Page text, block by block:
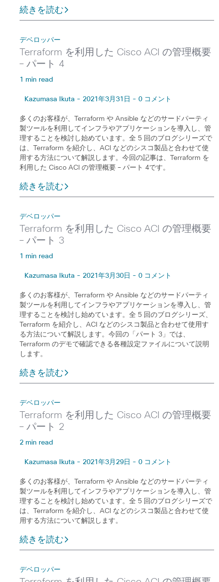
続きを読む
デベロッパー
Terraform を利用した Cisco ACI の管理概要
– パート 4
1 min read
Kazumasa Ikuta - 2021年3月31日 - 0 コメント
多くのお客様が、Terraform や Ansible などのサードパーティ
製ツールを利用してインフラやアプリケーションを導入し、管
理することを検討し始めています。全 5 回のブログシリーズで
は、Terraform を紹介し、ACI などのシスコ製品と合わせて使
用する方法について解説します。今回の記事は、Terraform を
利用した Cisco ACI の管理概要 – パート 4です。
続きを読む
デベロッパー
Terraform を利用した Cisco ACI の管理概要
– パート 3
1 min read
Kazumasa Ikuta - 2021年3月30日 - 0 コメント
多くのお客様が、Terraform や Ansible などのサードパーティ
製ツールを利用してインフラやアプリケーションを導入し、管
理することを検討し始めています。全 5 回のブログシリーズ、
Terraform を紹介し、ACI などのシスコ製品と合わせて使用す
る方法について解説します。今回の「パート 3」では、
Terraform のデモで確認できる各種設定ファイルについて説明
します。
続きを読む
デベロッパー
Terraform を利用した Cisco ACI の管理概要
– パート 2
2 min read
Kazumasa Ikuta - 2021年3月29日 - 0 コメント
多くのお客様が、Terraform や Ansible などのサードパーティ
製ツールを利用してインフラやアプリケーションを導入し、管
理することを検討し始めています。全 5 回のブログシリーズで
は、Terraform を紹介し、ACI などのシスコ製品と合わせて使
用する方法について解説します。
続きを読む
デベロッパー